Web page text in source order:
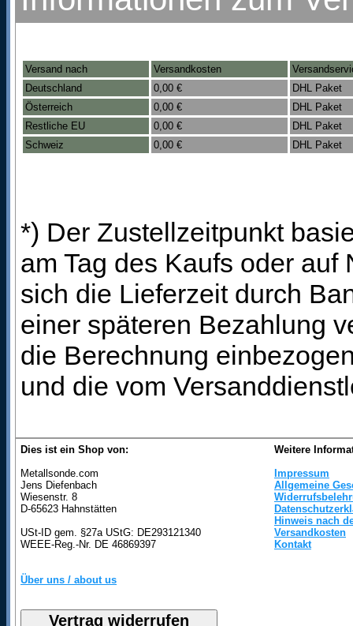
Versand nach Versandkosten
Deutschland
0,00 €
DHL Paket
Österreich
0,00 €
DHL Paket
Restliche EU
0,00 €
DHL Paket
Schweiz
0,00 € DHL Paket
*) Der Zustellzeitpunkt
am Tag des Kaufs oder
sich die Lieferzeit durch
einer späteren Bezahlung
die Berechnung
und die vom
Dies ist ein Shop von:
Metallsonde.com
Jens Diefenbach
Wiesenstr. 8
D-65623 Hahnstätten
USt-ID gem. §27a UStG: DE293121340
WEEE-Reg.-Nr. DE 46869397
Über uns / about us
Weitere
Impressum
Allgemeine
Hinweis nach
Versandkosten
Kontakt